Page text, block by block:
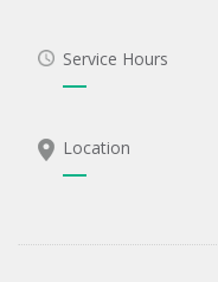
Service Hours
Location